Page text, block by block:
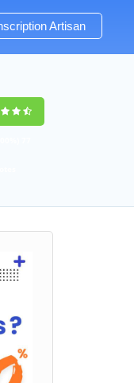
Artisan